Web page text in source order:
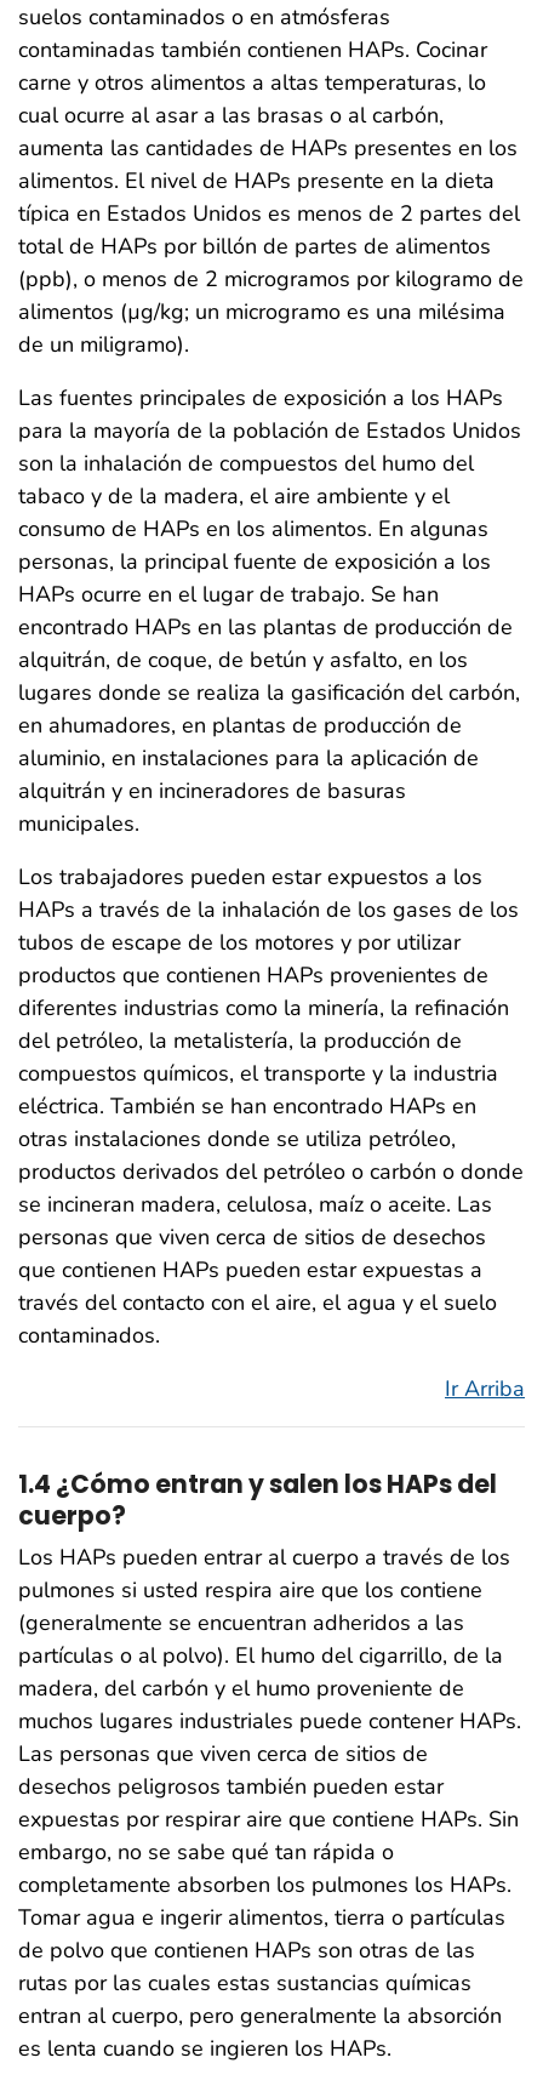
suelos contaminados o en atmósferas
contaminadas también contienen HAPs. Cocinar
carne y otros alimentos a altas temperaturas, lo
cual ocurre al asar a las brasas o al carbón,
aumenta las cantidades de HAPs presentes en los
alimentos. El nivel de HAPs presente en la dieta
típica en Estados Unidos es menos de 2 partes del
total de HAPs por billón de partes de alimentos
(ppb), o menos de 2 microgramos por kilogramo de
alimentos (µg/kg; un microgramo es una milésima
de un miligramo).
Las fuentes principales de exposición a los HAPs
para la mayoría de la población de Estados Unidos
son la inhalación de compuestos del humo del
tabaco y de la madera, el aire ambiente y el
consumo de HAPs en los alimentos. En algunas
personas, la principal fuente de exposición a los
HAPs ocurre en el lugar de trabajo. Se han
encontrado HAPs en las plantas de producción de
alquitrán, de coque, de betún y asfalto, en los
lugares donde se realiza la gasificación del carbón,
en ahumadores, en plantas de producción de
aluminio, en instalaciones para la aplicación de
alquitrán y en incineradores de basuras
municipales.
Los trabajadores pueden estar expuestos a los
HAPs a través de la inhalación de los gases de los
tubos de escape de los motores y por utilizar
productos que contienen HAPs provenientes de
diferentes industrias como la minería, la refinación
del petróleo, la metalistería, la producción de
compuestos químicos, el transporte y la industria
eléctrica. También se han encontrado HAPs en
otras instalaciones donde se utiliza petróleo,
productos derivados del petróleo o carbón o donde
se incineran madera, celulosa, maíz o aceite. Las
personas que viven cerca de sitios de desechos
que contienen HAPs pueden estar expuestas a
través del contacto con el aire, el agua y el suelo
contaminados.
Ir Arriba
1.4 ¿Cómo entran y salen los HAPs del
cuerpo?
Los HAPs pueden entrar al cuerpo a través de los
pulmones si usted respira aire que los contiene
(generalmente se encuentran adheridos a las
partículas o al polvo). El humo del cigarrillo, de la
madera, del carbón y el humo proveniente de
muchos lugares industriales puede contener HAPs.
Las personas que viven cerca de sitios de
desechos peligrosos también pueden estar
expuestas por respirar aire que contiene HAPs. Sin
embargo, no se sabe qué tan rápida o
completamente absorben los pulmones los HAPs.
Tomar agua e ingerir alimentos, tierra o partículas
de polvo que contienen HAPs son otras de las
rutas por las cuales estas sustancias químicas
entran al cuerpo, pero generalmente la absorción
es lenta cuando se ingieren los HAPs.